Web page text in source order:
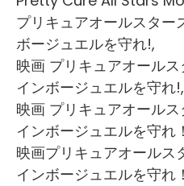
プリキュアオールスタ
ボージュエルを守れ!,
映画 プリキュアオール
インボージュエルを守れ!,
映画 プリキュアオール
インボージュエルを守れ
映画プリキュアオール
インボージュエルを守れ！